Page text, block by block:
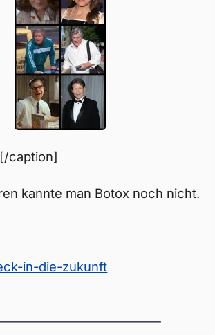
caption]
kannte man Botox noch nicht.
in-die-zukunft